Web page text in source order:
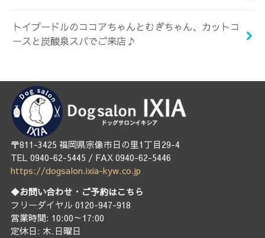
トイプードルのココアちゃんとむぎちゃん、カットコ
ースと炭酸泉スパでご来店♪
〒811-3425 福岡県宗像市日の里1丁目29-4
TEL 0940-62-5445 / FAX 0940-62-5446
https://dogsalon.ixia-kyw.co.jp
◆お問い合わせ・ご予約はこちら
フリーダイヤル 0120-947-918
営業時間: 10:00～17:00
定休日: 木.日曜日